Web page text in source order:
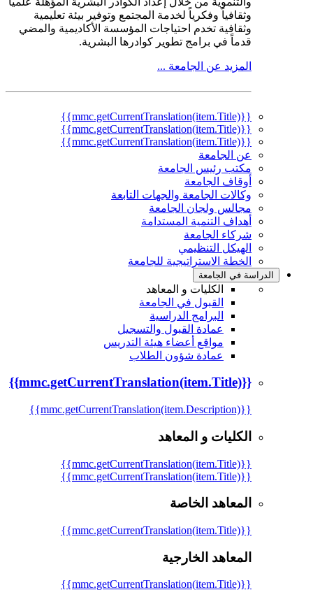
وثقافياً وفكرياً لخدمة المجتمع وتوفير بيئة تعليمية
وثقافية تخدم احتياجات المؤسسة الأكاديمية والمضي
قدماً في برامج تطوير كوادرها البشرية.
المزيد عن الجامعة ...
{{mmc.getCurrentTranslation(item.Title)}}
{{mmc.getCurrentTranslation(item.Title)}}
{{mmc.getCurrentTranslation(item.Title)}}
عن الجامعة
مكتب رئيس الجامعة
أوقاف الجامعة
وكالات الجامعة والجهات التابعة
مجالس ولجان الجامعة
أهداف التنمية المستدامة
شركاء الجامعة
الهيكل التنظيمي
الخطة الاستراتيجية للجامعة
الدراسة في الجامعة
الكليات و المعاهد
القبول في الجامعة
البرامج الدراسية
عمادة القبول والتسجيل
مواقع أعضاء هيئة التدريس
عمادة شؤون الطلاب
{{mmc.getCurrentTranslation(item.Title)}}
الكليات و المعاهد
المعاهد الخاصة
المعاهد الخارجية